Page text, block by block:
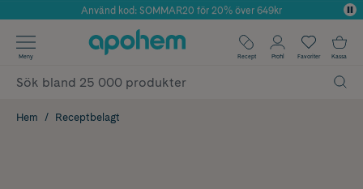
Årets Butik 2025 inom Skönhet
Använd kod: SOMMAR20 för 20% över 649kr
✓ Fri frakt
✓ Poäng på alla köp*
Meny Recept Profil Favoriter Kassa
Hem Receptbelagt